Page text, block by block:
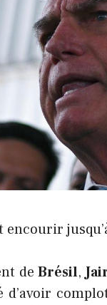
deBrésil,
d’avoir